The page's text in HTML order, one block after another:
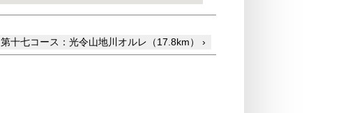
第十七コース：光令山地川オルレ（17.8km） ›